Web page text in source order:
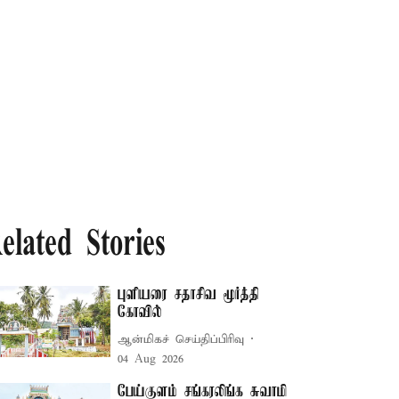
Stories
புளியரை சதாசிவ மூர்த்தி
கோவில்
ஆன்மிகச் செய்திப்பிரிவு
04 Aug 2026
பேய்குளம் சங்கரலிங்க சுவாமி